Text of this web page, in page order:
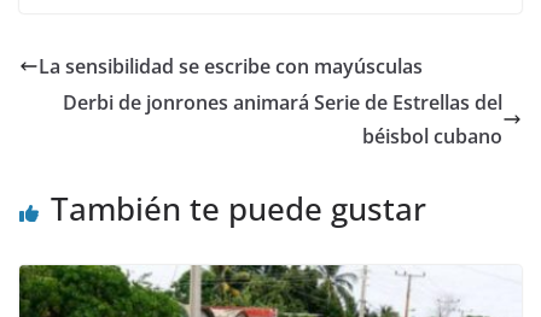
La sensibilidad se escribe con mayúsculas
Derbi de jonrones animará Serie de Estrellas del
béisbol cubano
También te puede gustar